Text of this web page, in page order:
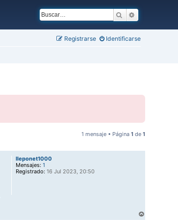
Buscar
Identificarse
Registrarse
1 mensaje • Página 1 de 1
lleponet1000
Mensajes: 1
Registrado: 16 Jul 2023, 20:50